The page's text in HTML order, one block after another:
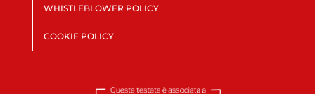
WHISTLEBLOWER POLICY
COOKIE POLICY